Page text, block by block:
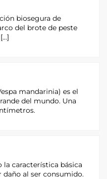
biosegura de
del brote de peste
mandarinia) es el
del mundo. Una
la característica básica
daño al ser consumido.